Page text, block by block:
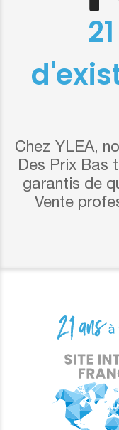
Chez YLEA,
Des Prix Bas
garantis de
Vente